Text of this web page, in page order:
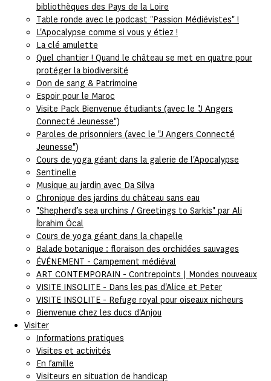
bibliothèques des Pays de la Loire
Table ronde avec le podcast "Passion Médiévistes" !
L'Apocalypse comme si vous y étiez !
La clé amulette
Quel chantier ! Quand le château se met en quatre pour
protéger la biodiversité
Don de sang & Patrimoine
Espoir pour le Maroc
Visite Pack Bienvenue étudiants (avec le "J Angers
Connecté Jeunesse")
Paroles de prisonniers (avec le "J Angers Connecté
Jeunesse")
Cours de yoga géant dans la galerie de l'Apocalypse
Sentinelle
Musique au jardin avec Da Silva
Chronique des jardins du château sans eau
"Shepherd’s sea urchins / Greetings to Sarkis" par Ali
İbrahim Öcal
Cours de yoga géant dans la chapelle
Balade botanique : floraison des orchidées sauvages
ÉVÉNEMENT - Campement médiéval
ART CONTEMPORAIN - Contrepoints | Mondes nouveaux
VISITE INSOLITE - Dans les pas d'Alice et Peter
VISITE INSOLITE - Refuge royal pour oiseaux nicheurs
Bienvenue chez les ducs d'Anjou
Visiter
Informations pratiques
Visites et activités
En famille
Visiteurs en situation de handicap